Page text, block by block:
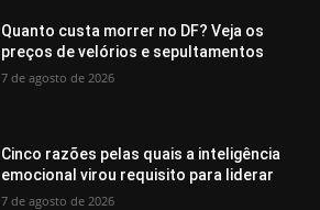
Quanto custa morrer no DF? Veja os
preços de velórios e sepultamentos
7 de agosto de 2026
Cinco razões pelas quais a inteligência
emocional virou requisito para liderar
7 de agosto de 2026